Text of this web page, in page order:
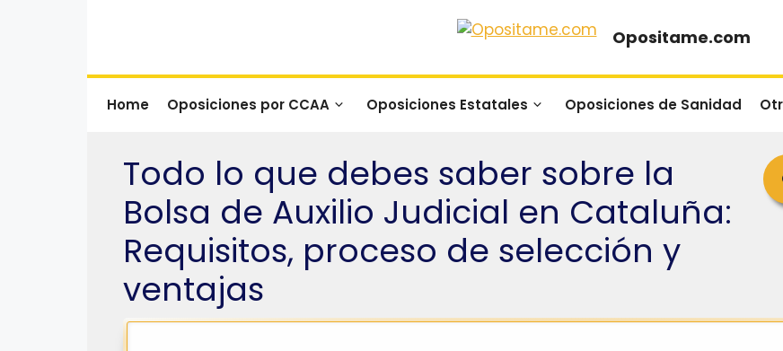
Opositame.com
Home Oposiciones por CCAA Oposiciones Estatales Oposiciones de Sanidad
Todo lo que debes saber sobre la
Bolsa de Auxilio Judicial en Cataluña:
Requisitos, proceso de selección y
ventajas